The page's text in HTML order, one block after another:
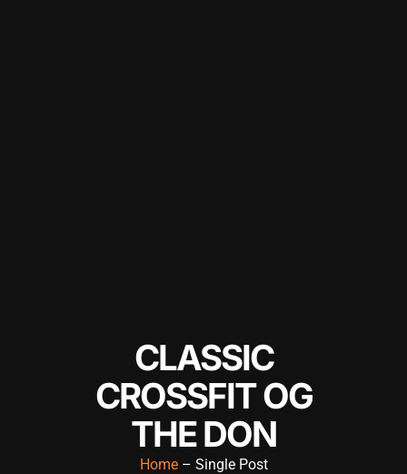
CLASSIC
CROSSFIT OG
THE DON
Home– Single Post